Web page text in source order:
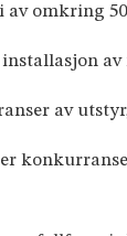
av omkring
av